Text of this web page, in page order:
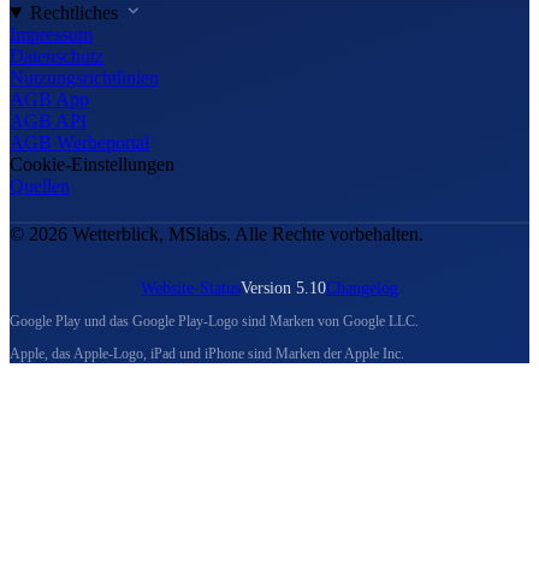
Rechtliches
Impressum
Datenschutz
Nutzungsrichtlinien
AGB App
AGB API
AGB Werbeportal
Cookie-Einstellungen
Quellen
© 2026 Wetterblick, MSlabs. Alle Rechte vorbehalten.
Website-StatusVersion 5.10Changelog
Google Play und das Google Play-Logo sind Marken von Google LLC.
Apple, das Apple-Logo, iPad und iPhone sind Marken der Apple Inc.